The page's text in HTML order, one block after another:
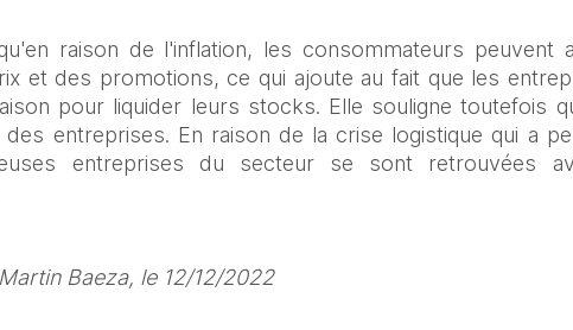
raison de l'inflation, les consommateurs peuvent
et des promotions, ce qui ajoute au fait que les
pour liquider leurs stocks. Elle souligne toutefois
entreprises. En raison de la crise logistique qui a
entreprises du secteur se sont retrouvées
Baeza, le 12/12/2022